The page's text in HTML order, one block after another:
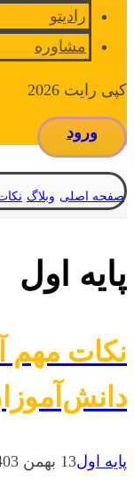
رادیتو
مشاوره
کپی رایت 2026
ورود
صفحه اصلی وبلاگ
پایه اول
نکات مهم
پایه اول13 بهمن 1403